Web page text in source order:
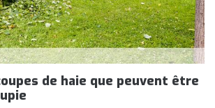
de haie que peuvent être